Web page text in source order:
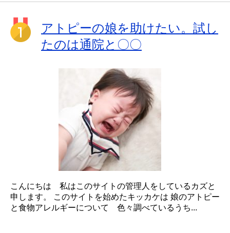
アトピーの娘を助けたい。試し
たのは通院と〇〇
こんにちは 私はこのサイトの管理人をしているカズと
申します。 このサイトを始めたキッカケは 娘のアトピー
と食物アレルギーについて 色々調べているうち...